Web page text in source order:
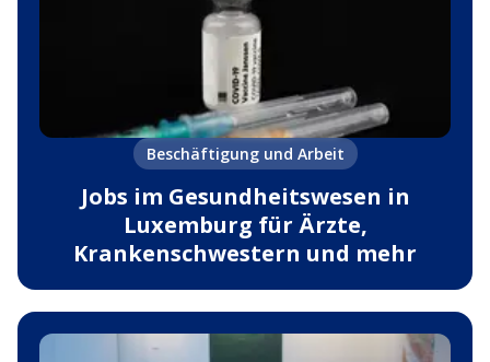
Beschäftigung und Arbeit
Jobs im Gesundheitswesen in
Luxemburg für Ärzte,
Krankenschwestern und mehr